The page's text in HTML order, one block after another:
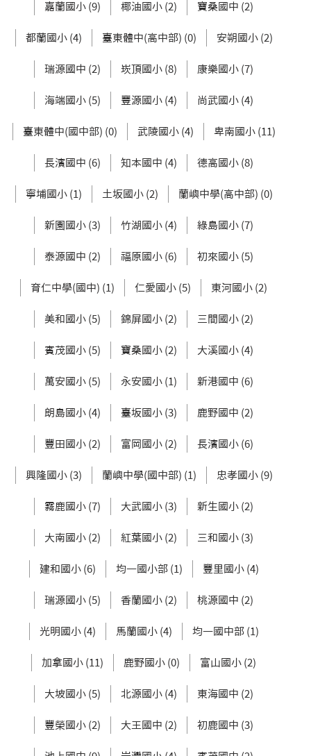
嘉蘭國小 (9) 椰油國小 (2) 寶桑國中 (2)
都蘭國小 (4) 臺東體中(高中部) (0) 安朔國小 (2)
瑞源國中 (2) 崁頂國小 (8) 康樂國小 (7)
海端國小 (5) 豐源國小 (4) 尚武國小 (4)
臺東體中(國中部) (0) 武陵國小 (4) 卑南國小 (11)
長濱國中 (6) 知本國中 (4) 德高國小 (8)
寧埔國小 (1) 土坂國小 (2) 蘭嶼中學(高中部) (0)
新園國小 (3) 竹湖國小 (4) 綠島國小 (7)
泰源國中 (2) 福原國小 (6) 初來國小 (5)
育仁中學(國中) (1) 仁愛國小 (5) 東河國小 (2)
美和國小 (5) 錦屏國小 (2) 三間國小 (2)
賓茂國小 (5) 寶桑國小 (2) 大溪國小 (4)
萬安國小 (5) 永安國小 (1) 新港國中 (6)
朗島國小 (4) 臺坂國小 (3) 鹿野國中 (2)
豐田國小 (2) 富岡國小 (2) 長濱國小 (6)
興隆國小 (3) 蘭嶼中學(國中部) (1) 忠孝國小 (9)
霧鹿國小 (7) 大武國小 (3) 新生國小 (2)
大南國小 (2) 紅葉國小 (2) 三和國小 (3)
建和國小 (6) 均一國小部 (1) 豐里國小 (4)
瑞源國小 (5) 香蘭國小 (2) 桃源國中 (2)
光明國小 (4) 馬蘭國小 (4) 均一國中部 (1)
加拿國小 (11) 鹿野國小 (0) 富山國小 (2)
大坡國小 (5) 北源國小 (4) 東海國中 (2)
豐榮國小 (2) 大王國中 (2) 初鹿國中 (3)